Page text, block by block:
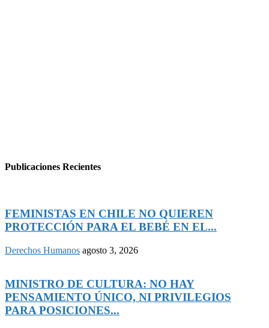
Publicaciones Recientes
FEMINISTAS EN CHILE NO QUIEREN
PROTECCIÓN PARA EL BEBÉ EN EL...
Derechos Humanos agosto 3, 2026
MINISTRO DE CULTURA: NO HAY
PENSAMIENTO ÚNICO, NI PRIVILEGIOS
PARA POSICIONES...